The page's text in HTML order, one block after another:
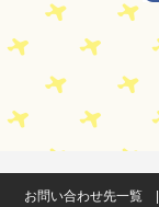
お問い合わせ先一覧